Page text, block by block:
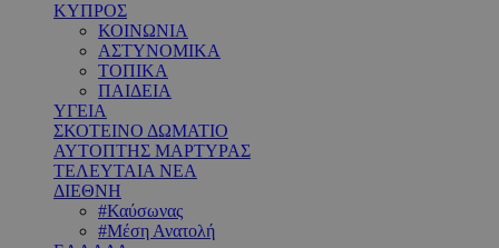
ΚΥΠΡΟΣ
ΚΟΙΝΩΝΙΑ
ΑΣΤΥΝΟΜΙΚΑ
ΤΟΠΙΚΑ
ΠΑΙΔΕΙΑ
ΥΓΕΙΑ
ΣΚΟΤΕΙΝΟ ΔΩΜΑΤΙΟ
ΑΥΤΟΠΤΗΣ ΜΑΡΤΥΡΑΣ
ΤΕΛΕΥΤΑΙΑ ΝΕΑ
ΔΙΕΘΝΗ
#Καύσωνας
#Μέση Ανατολή